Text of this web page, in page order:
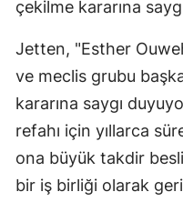
çekilme kararına
Jetten, "Esther
ve meclis grubu
kararına saygı
refahı için yıllarca
ona büyük takdir
bir iş birliği olarak